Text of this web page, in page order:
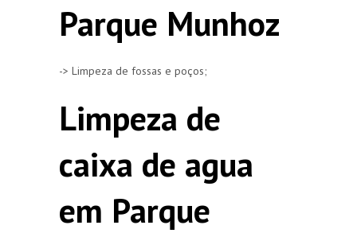
Parque Munhoz
-> Limpeza de fossas e poços;
Limpeza de
caixa de agua
em Parque